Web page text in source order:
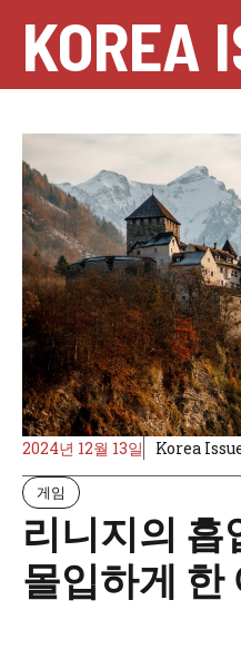
로
KOREA
2024년 12월 13일 Korea
게임
리니지의 흡
몰입하게 한